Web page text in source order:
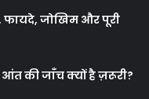
फायदे, जोखिम और पूरी
आंत की जाँच क्यों है ज़रूरी?